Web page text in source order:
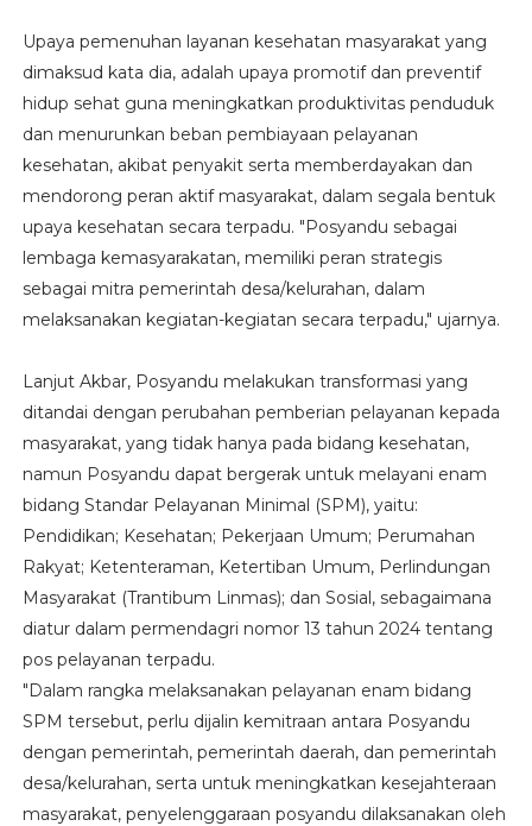
Upaya pemenuhan layanan kesehatan masyarakat yang
dimaksud kata dia, adalah upaya promotif dan preventif
hidup sehat guna meningkatkan produktivitas penduduk
dan menurunkan beban pembiayaan pelayanan
kesehatan, akibat penyakit serta memberdayakan dan
mendorong peran aktif masyarakat, dalam segala bentuk
upaya kesehatan secara terpadu. "Posyandu sebagai
lembaga kemasyarakatan, memiliki peran strategis
sebagai mitra pemerintah desa/kelurahan, dalam
melaksanakan kegiatan-kegiatan secara terpadu," ujarnya.
Lanjut Akbar, Posyandu melakukan transformasi yang
ditandai dengan perubahan pemberian pelayanan kepada
masyarakat, yang tidak hanya pada bidang kesehatan,
namun Posyandu dapat bergerak untuk melayani enam
bidang Standar Pelayanan Minimal (SPM), yaitu:
Pendidikan; Kesehatan; Pekerjaan Umum; Perumahan
Rakyat; Ketenteraman, Ketertiban Umum, Perlindungan
Masyarakat (Trantibum Linmas); dan Sosial, sebagaimana
diatur dalam permendagri nomor 13 tahun 2024 tentang
pos pelayanan terpadu.
"Dalam rangka melaksanakan pelayanan enam bidang
SPM tersebut, perlu dijalin kemitraan antara Posyandu
dengan pemerintah, pemerintah daerah, dan pemerintah
desa/kelurahan, serta untuk meningkatkan kesejahteraan
masyarakat, penyelenggaraan posyandu dilaksanakan oleh